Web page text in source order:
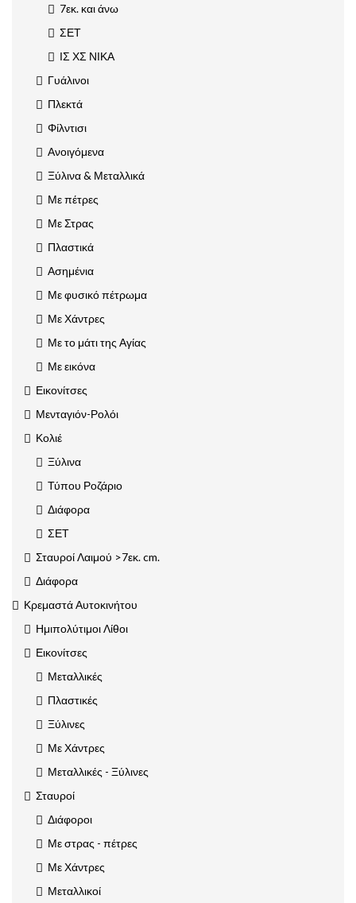
7εκ. και άνω
ΣΕΤ
ΙΣ ΧΣ ΝΙΚΑ
Γυάλινοι
Πλεκτά
Φίλντισι
Ανοιγόμενα
Ξύλινα & Μεταλλικά
Με πέτρες
Με Στρας
Πλαστικά
Ασημένια
Με φυσικό πέτρωμα
Με Χάντρες
Με το μάτι της Αγίας
Με εικόνα
Εικονίτσες
Μενταγιόν-Ρολόι
Κολιέ
Ξύλινα
Τύπου Ροζάριο
Διάφορα
ΣΕΤ
Σταυροί Λαιμού >7εκ. cm.
Διάφορα
Κρεμαστά Αυτοκινήτου
Ημιπολύτιμοι Λίθοι
Εικονίτσες
Μεταλλικές
Πλαστικές
Ξύλινες
Με Χάντρες
Μεταλλικές - Ξύλινες
Σταυροί
Διάφοροι
Με στρας - πέτρες
Με Χάντρες
Μεταλλικοί